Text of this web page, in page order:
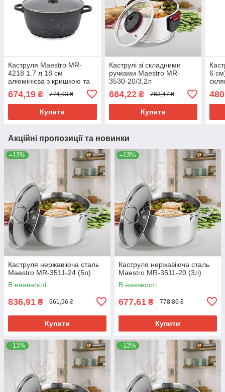
Каструля Maestro MR-
4218 1.7 л 18 см
алюмінієва з кришкою та
антипригарним покриттям
674,19 ₴ 774,93 ₴
Купити
Каструлі зі складними
ручками Maestro MR-
3530-20/3,2л
664,22₴ 763,47 ₴
Купити
6
Акційні пропозиції та новинки
–13%
Каструля нержавіюча сталь
Maestro MR-3511-24 (5л)
В наявності
836,91 ₴ 961,96 ₴
Купити
–13%
Каструля нержавіюча сталь
Maestro MR-3511-20 (3л)
В наявності
677,61 ₴ 778,86 ₴
Купити
–13% –13%